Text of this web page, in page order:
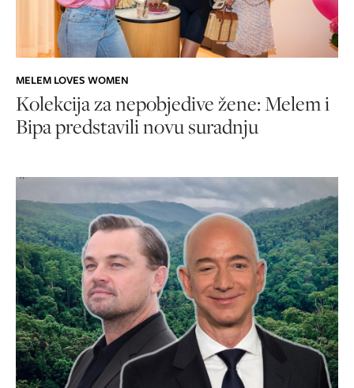
MELEM LOVES WOMEN
Kolekcija za nepobjedive žene: Melem i
Bipa predstavili novu suradnju